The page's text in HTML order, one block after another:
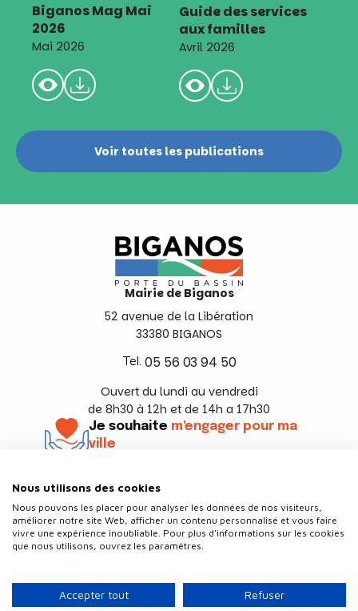
Biganos Mag Mai
2026
Mai 2026
Guide des services
aux familles
Avril 2026
Voir toutes les publications
Mairie de Biganos
52 avenue de la Libération
33380 BIGANOS
Tel. 05 56 03 94 50
Ouvert du lundi au vendredi
de 8h30 à 12h et de 14h a 17h30
Je souhaite m'engager pour ma
ville
Suivez-nous
Politique de confidentialité
Nous utilisons des cookies
Nous pouvons les placer pour analyser les données de nos visiteurs,
améliorer notre site Web, afficher un contenu personnalisé et vous faire
vivre une expérience inoubliable. Pour plus d'informations sur les cookies
que nous utilisons, ouvrez les paramètres.
Accepter tout Refuser